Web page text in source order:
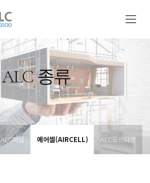
ALC 종류
ALC패널 에어셀(AIRCELL) ALC모르타르